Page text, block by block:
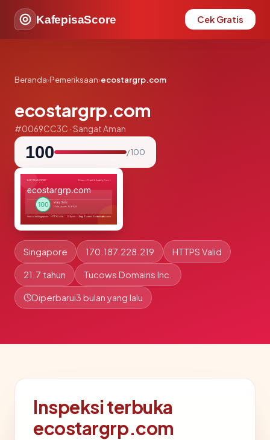
KafepisaScore Cek Gratis
Beranda›Pemeriksaan›ecostargrp.com
ecostargrp.com
#0069CC3C · Sangat Aman
100 / 100
Singapore 170.187.228.219 HTTPS Valid
21.7 tahun Tucows Domains Inc.
Diperbarui3 bulan yang lalu
Inspeksi terbuka
ecostargrp.com